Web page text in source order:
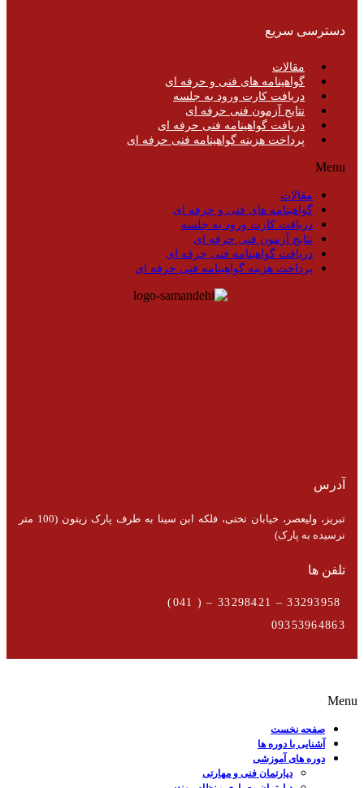
دسترسی سریع
مقالات
گواهینامه های فنی و حرفه ای
دریافت کارت ورود به جلسه
نتایج آزمون فنی حرفه ای
دریافت گواهینامه فنی حرفه ای
پرداخت هزینه گواهینامه فنی حرفه ای
Menu
مقالات
گواهینامه های فنی و حرفه ای
دریافت کارت ورود به جلسه
نتایج آزمون فنی حرفه ای
دریافت گواهینامه فنی حرفه ای
پرداخت هزینه گواهینامه فنی حرفه ای
آدرس
تبریز، ولیعصر، خیابان تختی، فلکه ابن سینا به طرف پارک زیتون (100 متر
نرسیده به پارک)
تلفن ها
09353964863
Menu
صفحه نخست
آشنایی با دوره ها
دوره های آموزشی
دپارتمان فنی و مهارتی